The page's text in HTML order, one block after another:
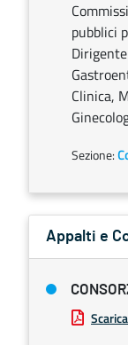
pubblici
Clinica,
Sezione:
Appalti e
Scarica